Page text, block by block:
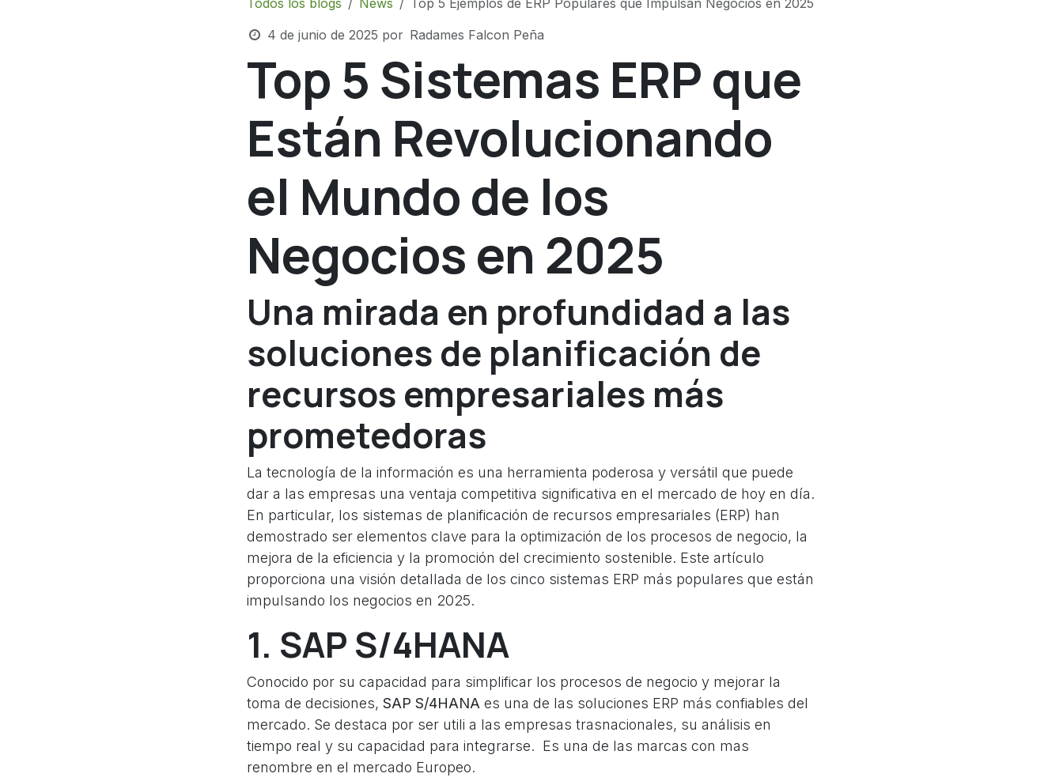
4 de junio de 2025 por Radames Falcon Peña
Top 5 Sistemas ERP que
Están Revolucionando
el Mundo de los
Negocios en 2025
Una mirada en profundidad a las
soluciones de planificación de
recursos empresariales más
prometedoras
La tecnología de la información es una herramienta poderosa y versátil que puede
dar a las empresas una ventaja competitiva significativa en el mercado de hoy en día.
En particular, los sistemas de planificación de recursos empresariales (ERP) han
demostrado ser elementos clave para la optimización de los procesos de negocio, la
mejora de la eficiencia y la promoción del crecimiento sostenible. Este artículo
proporciona una visión detallada de los cinco sistemas ERP más populares que están
impulsando los negocios en 2025.
1. SAP S/4HANA
Conocido por su capacidad para simplificar los procesos de negocio y mejorar la
toma de decisiones, SAP S/4HANA es una de las soluciones ERP más confiables del
mercado. Se destaca por ser utili a las empresas trasnacionales, su análisis en
tiempo real y su capacidad para integrarse. Es una de las marcas con mas
renombre en el mercado Europeo.